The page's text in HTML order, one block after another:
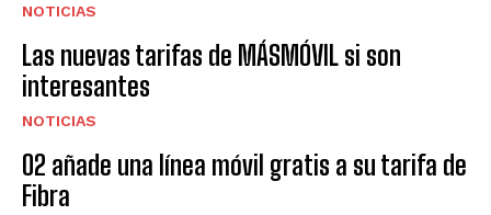
NOTICIAS
Las nuevas tarifas de MÁSMÓVIL si son
interesantes
NOTICIAS
O2 añade una línea móvil gratis a su tarifa de
Fibra